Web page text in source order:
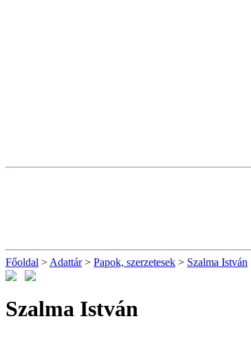
Főoldal > Adattár> Papok, szerzetesek > Szalma István
Szalma István